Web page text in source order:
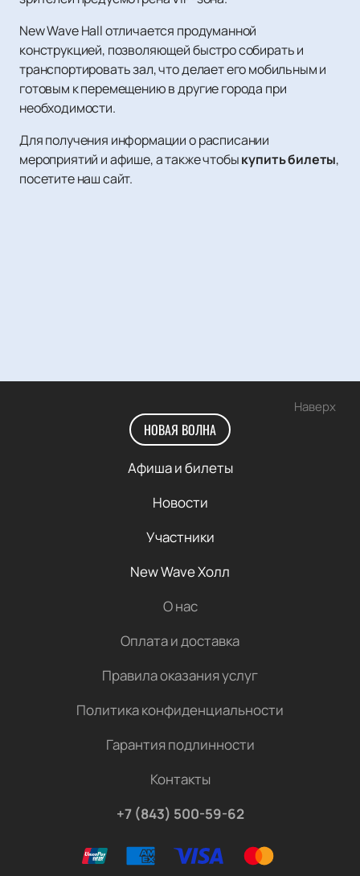
New Wave Hall отличается продуманной
конструкцией, позволяющей быстро собирать и
транспортировать зал, что делает его мобильным и
готовым к перемещению в другие города при
необходимости.
Для получения информации о расписании
мероприятий и афише, а также чтобыкупить билеты,
посетите наш сайт.
Наверх
НОВАЯ ВОЛНА
Афиша и билеты
Новости
Участники
New Wave Холл
О нас
Оплата и доставка
Правила оказания услуг
Политика конфиденциальности
Гарантия подлинности
Контакты
+7 (843) 500-59-62